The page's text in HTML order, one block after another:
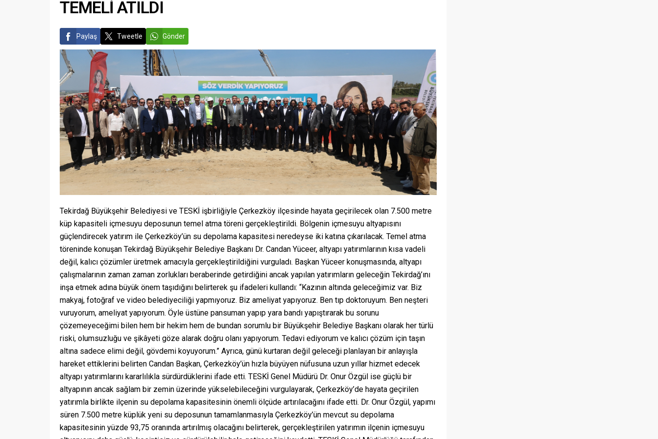
TEMELİ ATILDI
Paylaş Tweetle Gönder
Tekirdağ Büyükşehir Belediyesi ve TESKİ işbirliğiyle Çerkezköy ilçesinde hayata geçirilecek olan 7.500 metre
küp kapasiteli içmesuyu deposunun temel atma töreni gerçekleştirildi. Bölgenin içmesuyu altyapısını
güçlendirecek yatırım ile Çerkezköy’ün su depolama kapasitesi neredeyse iki katına çıkarılacak. Temel atma
töreninde konuşan Tekirdağ Büyükşehir Belediye Başkanı Dr. Candan Yüceer, altyapı yatırımlarının kısa vadeli
değil, kalıcı çözümler üretmek amacıyla gerçekleştirildiğini vurguladı. Başkan Yüceer konuşmasında, altyapı
çalışmalarının zaman zaman zorlukları beraberinde getirdiğini ancak yapılan yatırımların geleceğin Tekirdağ’ını
inşa etmek adına büyük önem taşıdığını belirterek şu ifadeleri kullandı: “Kazının altında geleceğimiz var. Biz
makyaj, fotoğraf ve video belediyeciliği yapmıyoruz. Biz ameliyat yapıyoruz. Ben tıp doktoruyum. Ben neşteri
vuruyorum, ameliyat yapıyorum. Öyle üstüne pansuman yapıp yara bandı yapıştırarak bu sorunu
çözemeyeceğimi bilen hem bir hekim hem de bundan sorumlu bir Büyükşehir Belediye Başkanı olarak her türlü
riski, olumsuzluğu ve şikâyeti göze alarak doğru olanı yapıyorum. Tedavi ediyorum ve kalıcı çözüm için taşın
altına sadece elimi değil, gövdemi koyuyorum.” Ayrıca, günü kurtaran değil geleceği planlayan bir anlayışla
hareket ettiklerini belirten Candan Başkan, Çerkezköy’ün hızla büyüyen nüfusuna uzun yıllar hizmet edecek
altyapı yatırımlarını kararlılıkla sürdürdüklerini ifade etti. TESKİ Genel Müdürü Dr. Onur Özgül ise güçlü bir
altyapının ancak sağlam bir zemin üzerinde yükselebileceğini vurgulayarak, Çerkezköy’de hayata geçirilen
yatırımla birlikte ilçenin su depolama kapasitesinin önemli ölçüde artırılacağını ifade etti. Dr. Onur Özgül, yapımı
süren 7.500 metre küplük yeni su deposunun tamamlanmasıyla Çerkezköy’ün mevcut su depolama
kapasitesinin yüzde 93,75 oranında artırılmış olacağını belirterek, gerçekleştirilen yatırımın ilçenin içmesuyu